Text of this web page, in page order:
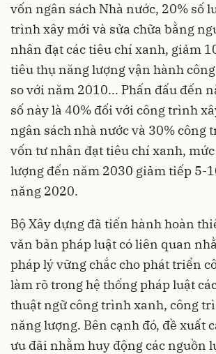
vốn ngân sách Nhà nước, 20% số
trình xây mới và sửa chữa bằng
nhân đạt các tiêu chí xanh, giảm
tiêu thụ năng lượng vận hành
so với năm 2010... Phấn đấu đến
số này là 40% đối với công trình
ngân sách nhà nước và 30% công
vốn tư nhân đạt tiêu chí xanh,
lượng đến năm 2030 giảm tiếp 5-
năng 2020.
Bộ Xây dựng đã tiến hành hoàn
văn bản pháp luật có liên quan
pháp lý vững chắc cho phát triển
làm rõ trong hệ thống pháp luật
thuật ngữ công trình xanh, công
năng lượng. Bên cạnh đó, đề xuất
ưu đãi nhằm huy động các nguồn